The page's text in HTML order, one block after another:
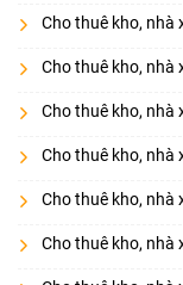
Cho thuê kho, nhà
Cho thuê kho, nhà
Cho thuê kho, nhà
Cho thuê kho, nhà
Cho thuê kho, nhà
Cho thuê kho, nhà